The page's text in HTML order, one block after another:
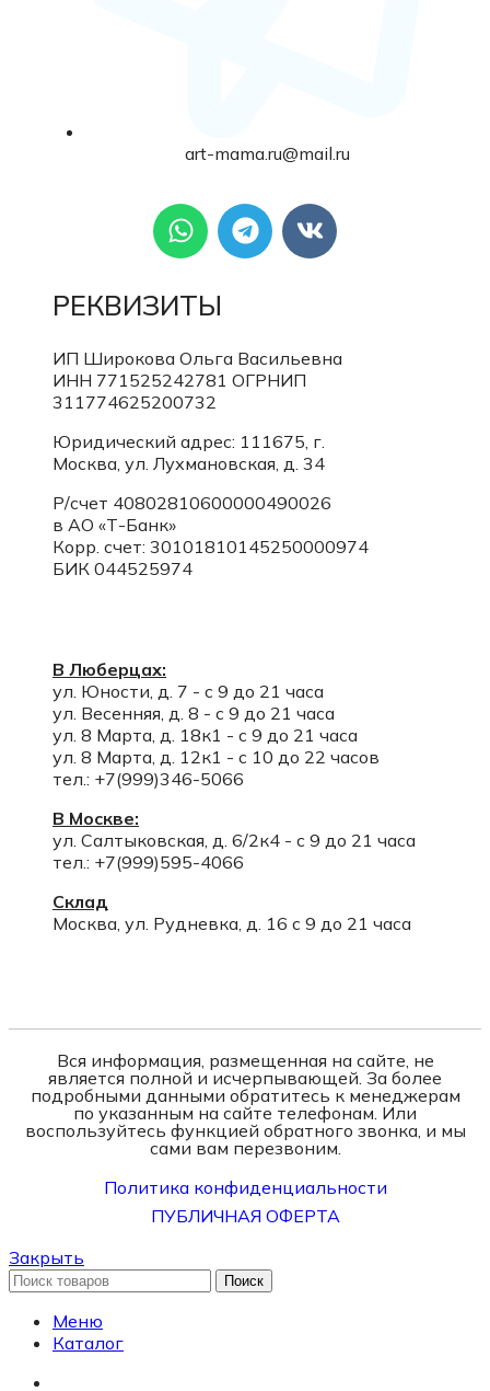
art-mama.ru@mail.ru
РЕКВИЗИТЫ
ИП Широкова Ольга Васильевна
ИНН 771525242781 ОГРНИП
311774625200732
Юридический адрес: 111675, г.
Москва, ул. Лухмановская, д. 34
Р/счет 40802810600000490026
в АО «Т-Банк»
Корр. счет: 30101810145250000974
БИК 044525974
В Люберцах:
ул. Юности, д. 7 - с 9 до 21 часа
ул. Весенняя, д. 8 - с 9 до 21 часа
ул. 8 Марта, д. 18к1 - с 9 до 21 часа
ул. 8 Марта, д. 12к1 - с 10 до 22 часов
тел.: +7(999)346-5066
В Москве:
ул. Салтыковская, д. 6/2к4 - с 9 до 21 часа
тел.: +7(999)595-4066
Склад
Москва, ул. Рудневка, д. 16 с 9 до 21 часа
Вся информация, размещенная на сайте, не
является полной и исчерпывающей. За более
подробными данными обратитесь к менеджерам
по указанным на сайте телефонам. Или
воспользуйтесь функцией обратного звонка, и мы
сами вам перезвоним.
Политика конфиденциальности
ПУБЛИЧНАЯ ОФЕРТА
Закрыть
Поиск
Меню
Каталог